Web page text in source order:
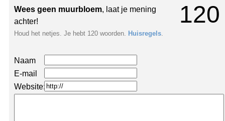
120
Wees geen muurbloem, laat je mening
achter!
Houd het netjes. Je hebt 120 woorden. Huisregels
Naam
E-mail
Website: